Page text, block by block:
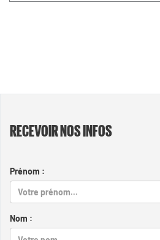
RECEVOIR NOS INFOS
Prénom :
Nom :